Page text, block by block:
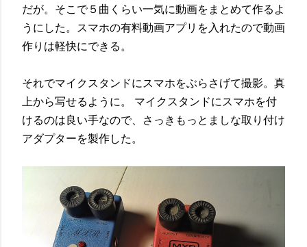
だが。そこで５曲くらい一気に動画をまとめて作るよ
うにした。スマホの有料動画アプリを入れたので動画
作りは軽快にできる。
それでマイクスタンドにスマホをぶらさげて撮影。真
上から写せるように。 マイクスタンドにスマホを付
けるのは良い手なので、さっきもっとましな取り付け
アダプターを製作した。